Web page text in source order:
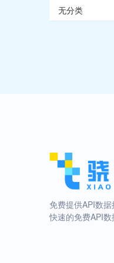
无分类
免费提供API数
快速的免费API数